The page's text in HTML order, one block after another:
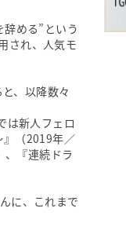
める”という
され、人気モ
、以降数々
は新人フェロ
』（2019年／
『連続ドラ
に、これまで